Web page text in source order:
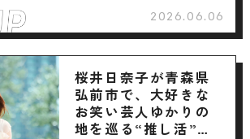
2026.06.06
桜井日奈子が青森県
弘前市で、大好きな
お笑い芸人ゆかりの
地を巡る“推し活”旅